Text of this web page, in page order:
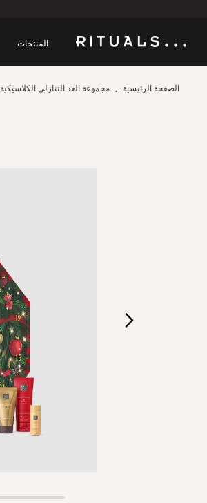
المنتجات
الصفحة الرئيسية مجموعة العد التنازلي الكلاسيكية